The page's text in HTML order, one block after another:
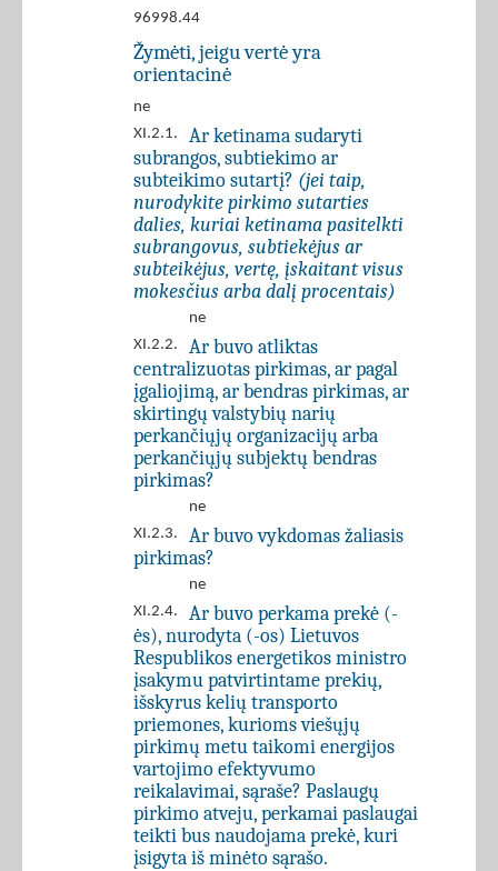
96998.44
Žymėti, jeigu vertė yra
orientacinė
ne
XI.2.1.
Ar ketinama sudaryti
subrangos, subtiekimo ar
subteikimo sutartį? (jei taip,
nurodykite pirkimo sutarties
dalies, kuriai ketinama pasitelkti
subrangovus, subtiekėjus ar
subteikėjus, vertę, įskaitant visus
mokesčius arba dalį procentais)
ne
XI.2.2.
Ar buvo atliktas
centralizuotas pirkimas, ar pagal
įgaliojimą, ar bendras pirkimas, ar
skirtingų valstybių narių
perkančiųjų organizacijų arba
perkančiųjų subjektų bendras
pirkimas?
ne
XI.2.3.
Ar buvo vykdomas žaliasis
pirkimas?
ne
XI.2.4.
Ar buvo perkama prekė (-
ės), nurodyta (-os) Lietuvos
Respublikos energetikos ministro
įsakymu patvirtintame prekių,
išskyrus kelių transporto
priemones, kurioms viešųjų
pirkimų metu taikomi energijos
vartojimo efektyvumo
reikalavimai, sąraše? Paslaugų
pirkimo atveju, perkamai paslaugai
teikti bus naudojama prekė, kuri
įsigyta iš minėto sąrašo.